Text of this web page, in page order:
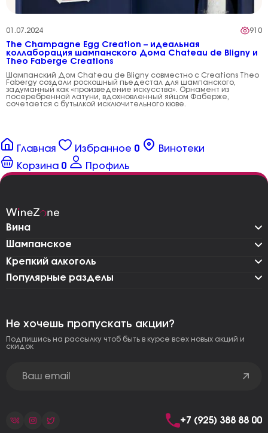
01.07.2024 910
The Champagne Egg Creation – идеальная
коллаборация шампанского Дома Chateau de Bligny и
Theo Faberge Creations
Шампанский Дом Chateau de Bligny совместно с Creations Theo
Fabergу создали роскошный пьедестал для шампанского,
задуманный как «произведение искусства». Орнамент из
посеребренной латуни, вдохновленный яйцом Фаберже,
сочетается с бутылкой исключительного кюве.
Главная Избранное 0
Винотеки
Корзина 0 Профиль
Вина
Шампанское
Крепкий алкоголь
Популярные разделы
Не хочешь пропускать акции?
Подпишись на рассылку чтоб быть в курсе всех новых акций и
скидок
+7 (925) 388 88 00